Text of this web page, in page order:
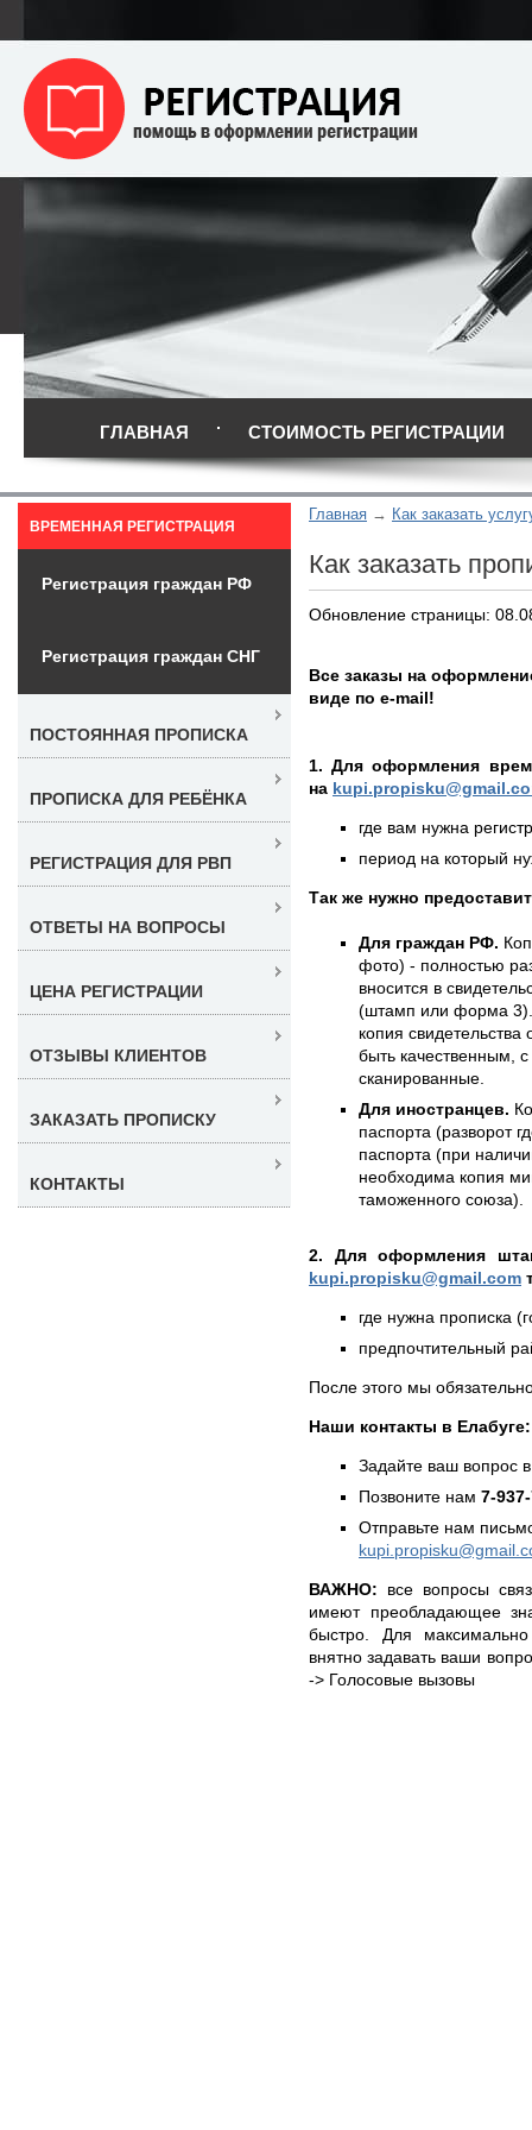
ГЛАВНАЯ СТОИМОСТЬ РЕГИСТРАЦИИ
Главная Как заказать
Как заказать
Обновление страницы:
Все заказы на
виде по e-mail!
1. Для оформления
на
где вам нужна
период на который
Так же нужно
Для граждан РФ.
фото) - полностью
вносится в
(штамп или форма 3).
копия
быть качественным,
сканированные.
Для иностранцев.
паспорта (разворот
паспорта (при
необходима копия
таможенного союза).
2. Для оформления
kupi.propisku@gmail.com
где нужна прописка
предпочтительный
После этого мы
Наши контакты в Елабуге:
Задайте ваш вопрос
Позвоните нам 7-
Отправьте нам
ВАЖНО: все вопросы
имеют преобладающее
быстро. Для
внятно задавать ваши
-> Голосовые вызовы
ВРЕМЕННАЯ РЕГИСТРАЦИЯ
Регистрация граждан РФ
Регистрация граждан СНГ
ПОСТОЯННАЯ ПРОПИСКА
ПРОПИСКА ДЛЯ РЕБЁНКА
РЕГИСТРАЦИЯ ДЛЯ РВП
ОТВЕТЫ НА ВОПРОСЫ
ЦЕНА РЕГИСТРАЦИИ
ОТЗЫВЫ КЛИЕНТОВ
ЗАКАЗАТЬ ПРОПИСКУ
КОНТАКТЫ